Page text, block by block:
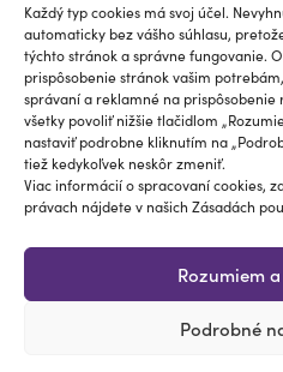
Každý typ cookies má svoj účel.
automaticky bez vášho súhlasu,
týchto stránok a správne fungovanie.
prispôsobenie stránok vašim
správaní a reklamné na
všetky povoliť nižšie tlačidlom
nastaviť podrobne kliknutím na
tiež kedykoľvek neskôr zmeniť.
Viac informácií o spracovaní cookies,
právach nájdete v našich Zásadách
Rozumiem
Podrobné
Zabudli ste heslo?